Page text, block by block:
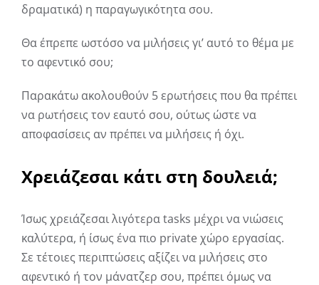
δραματικά) η παραγωγικότητα σου.
Θα έπρεπε ωστόσο να μιλήσεις γι’ αυτό το θέμα με
το αφεντικό σου;
Παρακάτω ακολουθούν 5 ερωτήσεις που θα πρέπει
να ρωτήσεις τον εαυτό σου, ούτως ώστε να
αποφασίσεις αν πρέπει να μιλήσεις ή όχι.
Χρειάζεσαι κάτι στη δουλειά;
Ίσως χρειάζεσαι λιγότερα tasks μέχρι να νιώσεις
καλύτερα, ή ίσως ένα πιο private χώρο εργασίας.
Σε τέτοιες περιπτώσεις αξίζει να μιλήσεις στο
αφεντικό ή τον μάνατζερ σου, πρέπει όμως να